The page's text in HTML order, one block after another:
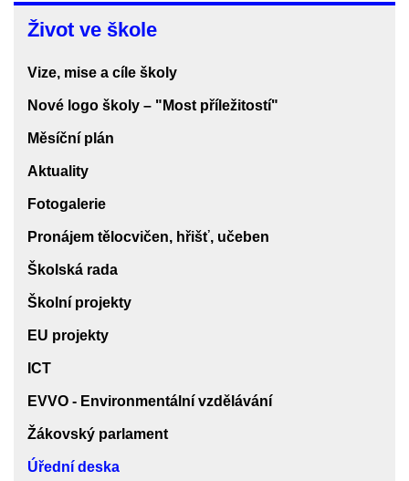
Život
ve
škole
Život ve škole
Vize, mise a cíle školy
Nové logo školy – "Most příležitostí"
Měsíční plán
Aktuality
Fotogalerie
Pronájem tělocvičen, hřišť, učeben
Školská rada
Školní projekty
EU projekty
ICT
EVVO - Environmentální vzdělávání
Žákovský parlament
Úřední deska